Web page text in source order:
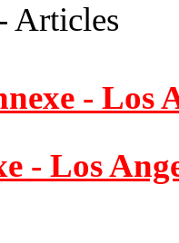
Articles
- Los
- Los